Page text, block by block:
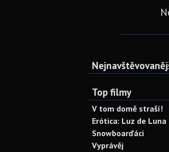
Top filmy
V tom domě straší!
Erótica: Luz de Luna
Snowboarďáci
Vyprávěj